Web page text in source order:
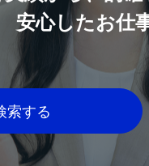
安心したお仕
索する